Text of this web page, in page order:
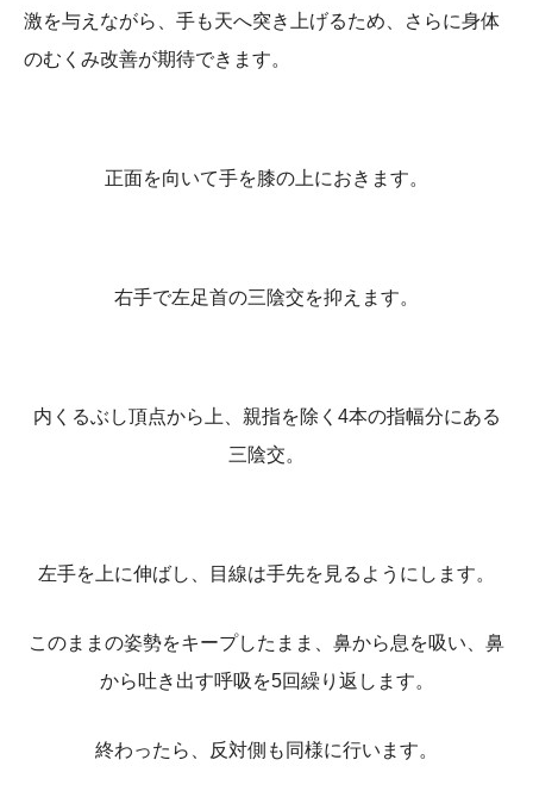
激を与えながら、手も天へ突き上げるため、さらに身体
のむくみ改善が期待できます。
正面を向いて手を膝の上におきます。
右手で左足首の三陰交を抑えます。
内くるぶし頂点から上、親指を除く4本の指幅分にある
三陰交。
左手を上に伸ばし、目線は手先を見るようにします。
このままの姿勢をキープしたまま、鼻から息を吸い、鼻
から吐き出す呼吸を5回繰り返します。
終わったら、反対側も同様に行います。